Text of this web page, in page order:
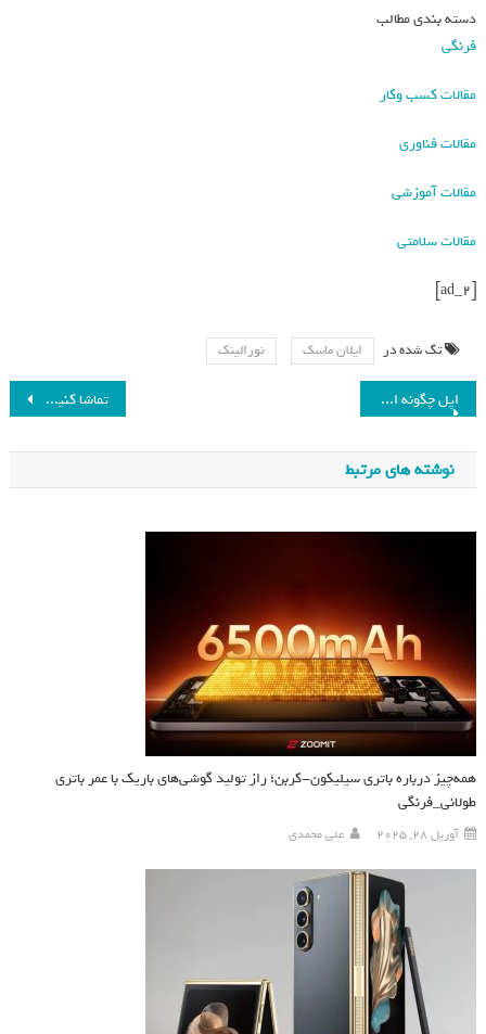
دسته بندی مطالب
فرنگی
مقالات کسب وکار
مقالات فناوری
مقالات آموزشی
مقالات سلامتی
[ad_2]
تگ شده در ایلان ماسک نورالینک
تماشا کنید: ویدیو هیجان‌انگیز اپل برای رونمایی مک مینی ۲۰۲۴_فرنگی اپل چگونه ایرپاد پرو ۲ را به دستگاهی برای سلامت شنوایی تبدیل کرد؟_فرنگی
نوشته های مرتبط
همه‌چیز درباره باتری سیلیکون-کربن؛ راز تولید گوشی‌های باریک با عمر باتری
طولانی_فرنگی
آوریل 28, 2025 علی محمدی